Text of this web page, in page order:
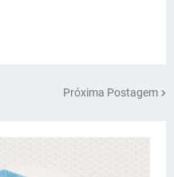
Próxima Postagem